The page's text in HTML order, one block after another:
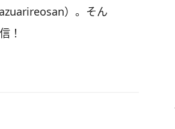
）。そん
！